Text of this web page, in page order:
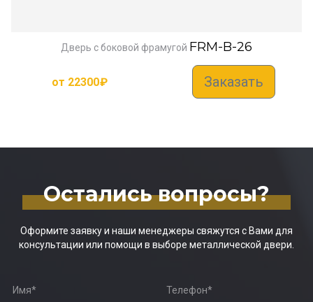
Дверь с боковой фрамугой FRM-B-26
от 22300₽ Заказать
Остались вопросы?
Оформите заявку и наши менеджеры свяжутся с Вами для
консультации или помощи в выборе металлической двери.